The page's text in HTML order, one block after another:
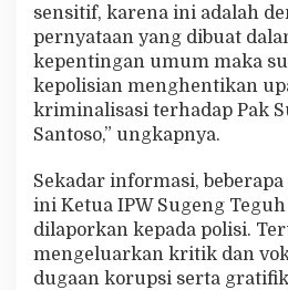
sensitif, karena ini adalah
pernyataan yang dibuat
kepentingan umum maka
kepolisian menghentikan
kriminalisasi terhadap Pak
Santoso,” ungkapnya.
Sekadar informasi,
ini Ketua IPW Sugeng
dilaporkan kepada polisi.
mengeluarkan kritik dan
dugaan korupsi serta